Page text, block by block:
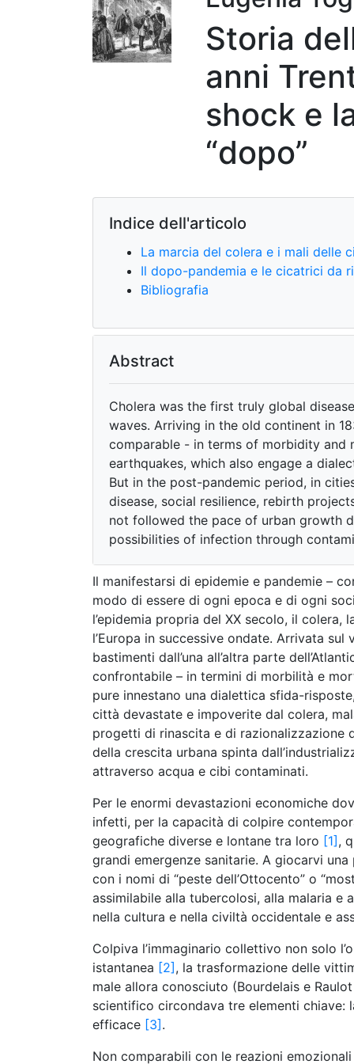
Storia
anni
shock e
“dopo”
Indice dell'articolo
La marcia del colera e i mali delle
Il dopo-pandemia e le cicatrici da
Bibliografia
Abstract
Cholera was the first truly global
waves. Arriving in the old continent in
comparable - in terms of morbidity and
earthquakes, which also engage a
But in the post-pandemic period, in
disease, social resilience, rebirth
not followed the pace of urban growth
possibilities of infection through
Il manifestarsi di epidemie e pandemie –
modo di essere di ogni epoca e di ogni
l’epidemia propria del XX secolo, il colera,
l’Europa in successive ondate. Arrivata
bastimenti dall’una all’altra parte
confrontabile – in termini di morbilità e
pure innestano una dialettica sfida-
città devastate e impoverite dal colera,
progetti di rinascita e di razionalizzazione
della crescita urbana spinta
attraverso acqua e cibi contaminati.
Per le enormi devastazioni economiche
infetti, per la capacità di colpire
geografiche diverse e lontane tra loro [1] ,
grandi emergenze sanitarie. A giocarvi
con i nomi di “peste dell’Ottocento” o
assimilabile alla tubercolosi, alla malaria e
nella cultura e nella civiltà occidentale e
Colpiva l’immaginario collettivo non solo
istantanea [2] , la trasformazione delle
male allora conosciuto (Bourdelais e
scientifico circondava tre elementi chiave:
efficace [3] .
Non comparabili con le reazioni